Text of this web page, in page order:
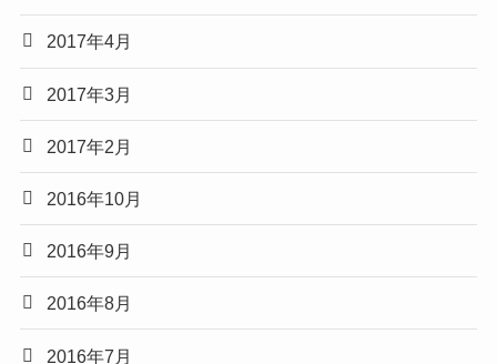
2017年4月
2017年3月
2017年2月
2016年10月
2016年9月
2016年8月
2016年7月